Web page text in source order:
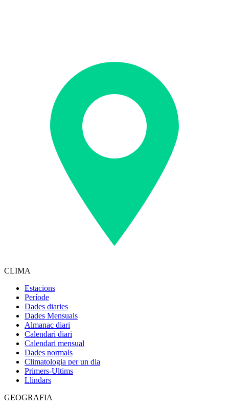
CLIMA
Estacions
Període
Dades diaries
Dades Mensuals
Almanac diari
Calendari diari
Calendari mensual
Dades normals
Climatologia per un dia
Primers-Ultims
Llindars
GEOGRAFIA